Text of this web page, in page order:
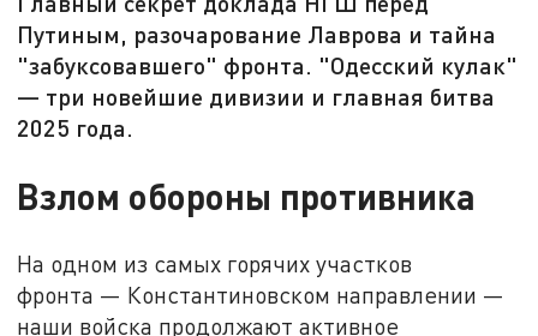
Путиным, разочарование Лаврова и тайна
"забуксовавшего" фронта. "Одесский кулак"
— три новейшие дивизии и главная битва
2025 года.
Взлом обороны противника
На одном из самых горячих участков
фронта — Константиновском направлении —
наши войска продолжают активное